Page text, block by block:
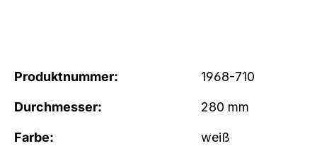
Produktnummer: 1968-710
Durchmesser: 280 mm
Farbe: weiß